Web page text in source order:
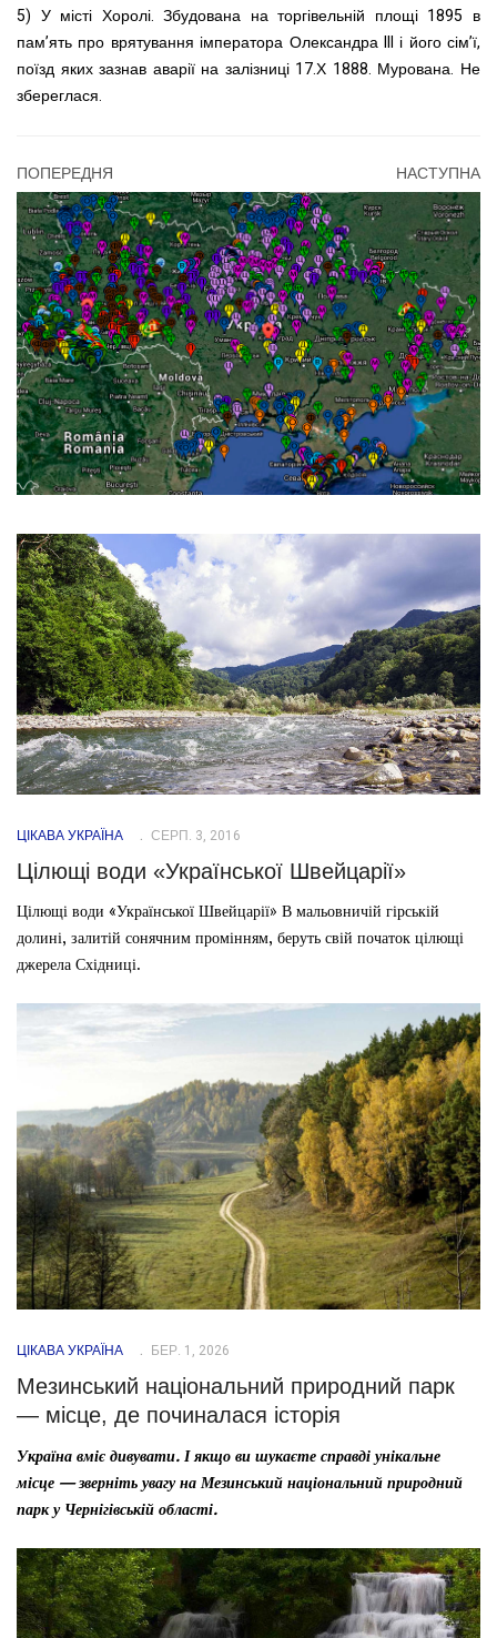
5) У місті Хоролі. Збудована на торгівельній площі 1895 в
пам’ять про врятування імператора Олександра III і його сім’ї,
поїзд яких зазнав аварії на залізниці 17.Х 1888. Мурована. Не
збереглася.
ПОПЕРЕДНЯ НАСТУПНА
ЦІКАВА УКРАЇНА СЕРП. 3, 2016
Цілющі води «Української Швейцарії»
Цілющі води «Української Швейцарії» В мальовничій гірській
долині, залитій сонячним промінням, беруть свій початок цілющі
джерела Східниці.
ЦІКАВА УКРАЇНА БЕР. 1, 2026
Мезинський національний природний парк
— місце, де починалася історія
Україна вміє дивувати. І якщо ви шукаєте справді унікальне
місце — зверніть увагу на Мезинський національний природний
парк у Чернігівській області.